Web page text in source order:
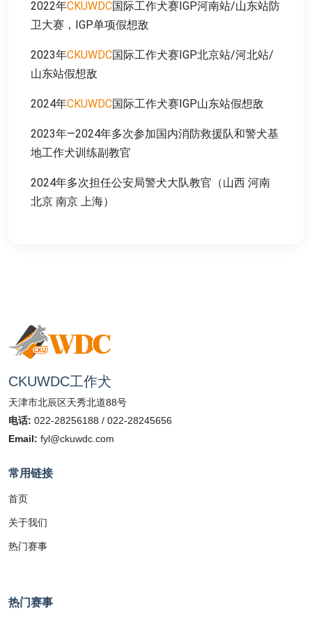
2022年CKUWDC国际工作犬赛IGP河南站/山东站防
卫大赛，IGP单项假想敌
2023年CKUWDC国际工作犬赛IGP北京站/河北站/
山东站假想敌
2024年CKUWDC国际工作犬赛IGP山东站假想敌
2023年—2024年多次参加国内消防救援队和警犬基
地工作犬训练副教官
2024年多次担任公安局警犬大队教官（山西 河南
北京 南京 上海）
CKUWDC工作犬
天津市北辰区天秀北道88号
电话: 022-28256188 / 022-28245656
Email: fyl@ckuwdc.com
常用链接
首页
关于我们
热门赛事
热门赛事